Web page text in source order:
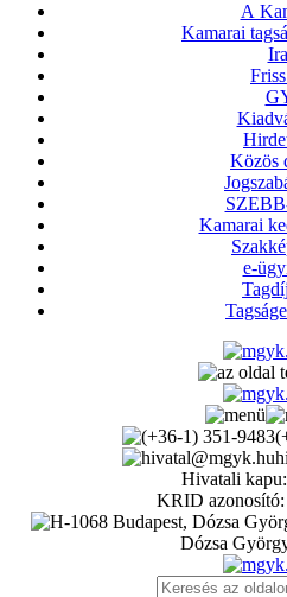
A
Kamarai
Közös
Kamarai
e-
Hivatali
KRID
Dózsa